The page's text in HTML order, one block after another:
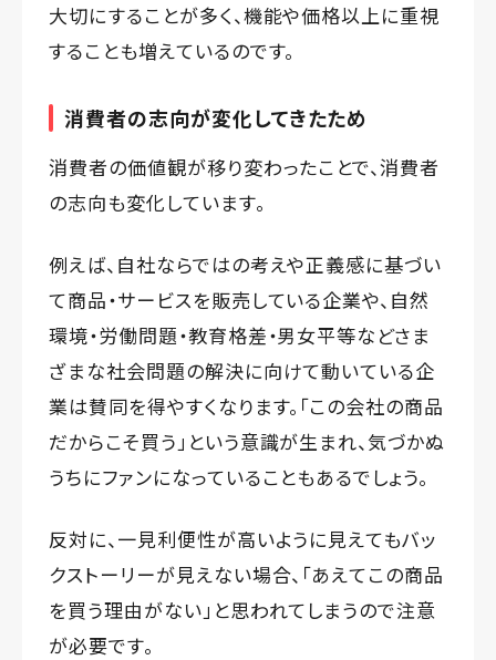
大切にすることが多く、機能や価格以上に重視
することも増えているのです。
消費者の志向が変化してきたため
消費者の価値観が移り変わったことで、消費者
の志向も変化しています。
例えば、自社ならではの考えや正義感に基づい
て商品・サービスを販売している企業や、自然
環境・労働問題・教育格差・男女平等などさま
ざまな社会問題の解決に向けて動いている企
業は賛同を得やすくなります。「この会社の商品
だからこそ買う」という意識が生まれ、気づかぬ
うちにファンになっていることもあるでしょう。
反対に、一見利便性が高いように見えてもバッ
クストーリーが見えない場合、「あえてこの商品
を買う理由がない」と思われてしまうので注意
が必要です。